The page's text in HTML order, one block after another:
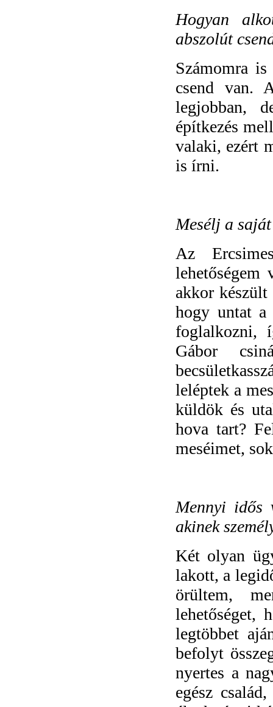
Hogyan
abszolút
Számomra
csend van.
legjobban,
építkezés
valaki, ezért
is írni.
Mesélj a
Az
akkor
hogy untat a
foglalkozni,
Gábor
leléptek a
küldök és
hova tart?
meséimet,
Mennyi idős
akinek
Két olyan
lakott, a
örültem,
lehetőséget,
legtöbbet
befolyt
nyertes a
egész